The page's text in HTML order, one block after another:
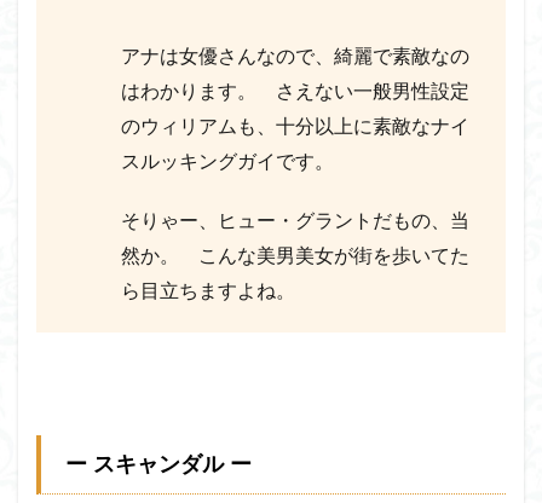
アナは女優さんなので、綺麗で素敵なの
はわかります。 さえない一般男性設定
のウィリアムも、十分以上に素敵なナイ
スルッキングガイです。
そりゃー、ヒュー・グラントだもの、当
然か。 こんな美男美女が街を歩いてた
ら目立ちますよね。
ー スキャンダル ー